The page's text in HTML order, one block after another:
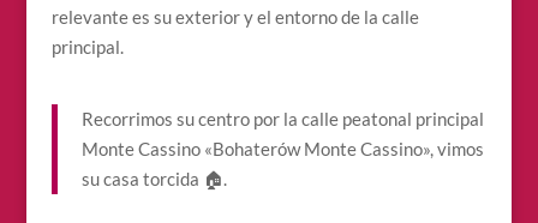
relevante es su exterior y el entorno de la calle
principal.
Recorrimos su centro por la calle peatonal principal
Monte Cassino «Bohaterów Monte Cassino», vimos
su casa torcida 🏠.